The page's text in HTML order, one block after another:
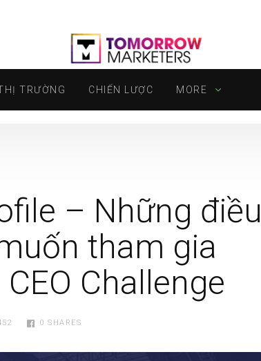
TRƯỜNG CHIẾN LƯỢC MORE
– Những điều
tham gia
Challenge
0 SHARES